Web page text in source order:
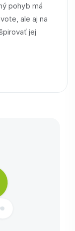
pohyb má
ale aj na
jej